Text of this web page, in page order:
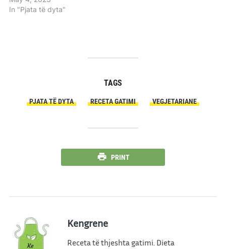
In "Pjata të dyta"
TAGS
PJATA TË DYTA RECETA GATIMI VEGJETARIANE
PRINT
Kengrene
Receta të thjeshta gatimi. Dieta